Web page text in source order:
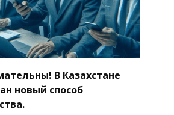
В Казахстане
новый способ